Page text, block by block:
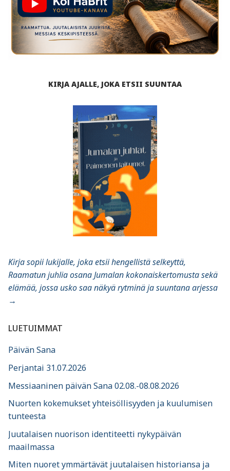
KIRJA AJALLE, JOKA ETSII SUUNTAA
Kirja sopii lukijalle, joka etsii hengellistä selkeyttä,
Raamatun juhlia osana Jumalan kokonaiskertomusta sekä
elämää, jossa usko saa näkyä rytminä ja suuntana arjessa
→
LUETUIMMAT
Päivän Sana
Perjantai 31.07.2026
Messiaaninen päivän Sana 02.08.-08.08.2026
Nuorten kokemukset yhteisöllisyyden ja kuulumisen
tunteesta
Juutalaisen nuorison identiteetti nykypäivän
maailmassa
Miten nuoret ymmärtävät juutalaisen historiansa ja